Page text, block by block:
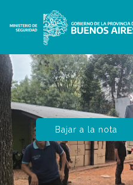
Bajar a la nota